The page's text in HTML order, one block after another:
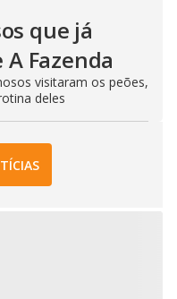
que já
Fazenda
visitaram os peões,
deles